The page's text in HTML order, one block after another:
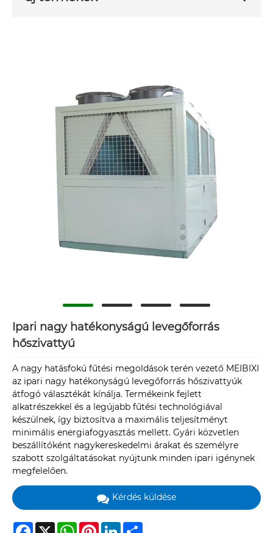
Ipari nagy hatékonyságú levegőforrás
hőszivattyú
A nagy hatásfokú fűtési megoldások terén vezető MEIBIXI
az ipari nagy hatékonyságú levegőforrás hőszivattyúk
átfogó választékát kínálja. Termékeink fejlett
alkatrészekkel és a legújabb fűtési technológiával
készülnek, így biztosítva a maximális teljesítményt
minimális energiafogyasztás mellett. Gyári közvetlen
beszállítóként nagykereskedelmi árakat és személyre
szabott szolgáltatásokat nyújtunk minden ipari igénynek
megfelelően.
Kérdés küldése
Facebook
X WhatsAppPinterestLinkedIn